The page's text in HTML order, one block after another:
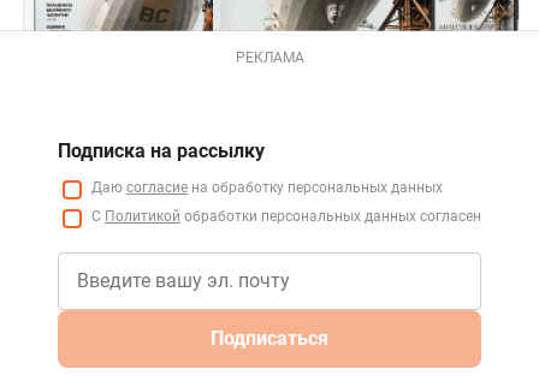
РЕКЛАМА
Подписка на рассылку
Даю согласие на обработку персональных данных
С Политикой обработки персональных данных согласен
Подписаться